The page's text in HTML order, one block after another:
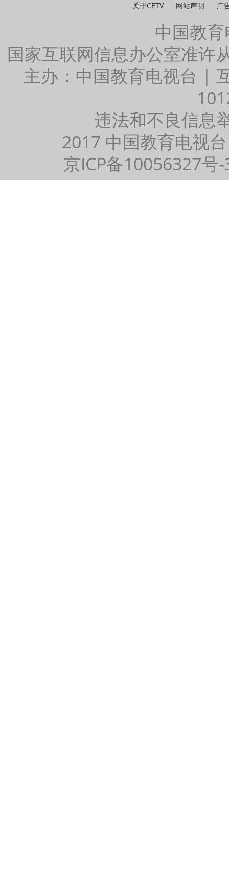
关于CETV 网站声明 广
中国教
国家互联网信息办公室准许
主办：中国教育电视台 |
违法和不良信息
2017 中国教育电视
京ICP备10056327号